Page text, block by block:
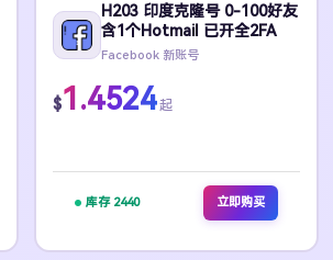
H203 印度克隆号 0-100好友
含1个Hotmail 已开全2FA
Facebook 新账号
$1.4524起
库存 2440 立即购买